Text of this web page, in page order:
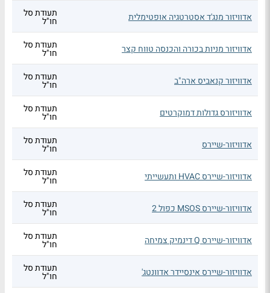
אדוויזור מנג'ד אסטרטגיה אופטימלית תעודת סל
חו"ל
אדוויזור מניות בכורה והכנסה טווח קצר תעודת סל
חו"ל
אדוויזור קנאביס ארה"ב תעודת סל
חו"ל
אדוויזורס גדולות דמוקרטים תעודת סל
חו"ל
אדוויזור-שיירס תעודת סל
חו"ל
אדוויזור-שיירס HVAC ותעשייתי תעודת סל
חו"ל
אדוויזור-שיירס MSOS כפול 2 תעודת סל
חו"ל
אדוויזור-שיירס Q דינמיק צמיחה תעודת סל
חו"ל
אדוויזור-שיירס אינסיידר אדוונטג' תעודת סל
חו"ל